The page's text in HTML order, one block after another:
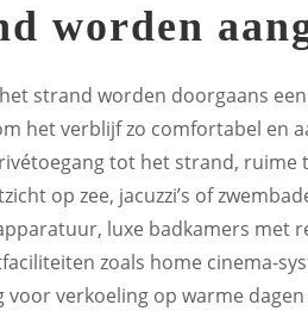
worden
strand worden doorgaans
het verblijf zo comfortabel en
tot het strand, ruime
op zee, jacuzzi’s of
luxe badkamers met
zoals home cinema-
verkoeling op warme dagen